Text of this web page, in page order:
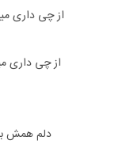
از چی داری
از چی داری
دلم همش